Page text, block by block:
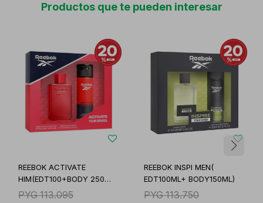
Productos que te pueden interesar
REEBOK ACTIVATE
HIM(EDT100+BODY 250
ML)
PYG 113.095
REEBOK INSPI MEN(
EDT100ML+ BODY150ML)
PYG 113.750